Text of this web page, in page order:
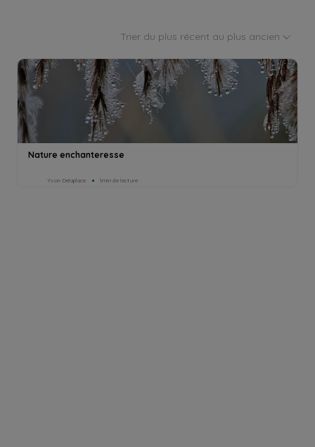
Trier du plus récent au plus ancien
Nature enchanteresse
Yvon Delaplace 1min de lecture